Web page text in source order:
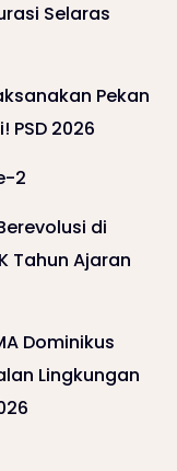
Selaras
Pekan
PSD 2026
2
di
Tahun Ajaran
Dominikus
Lingkungan